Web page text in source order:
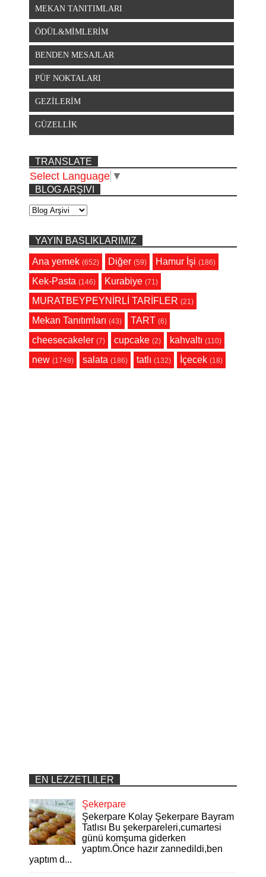
MEKAN TANITIMLARI
ÖDÜL&MİMLERİM
BENDEN MESAJLAR
PÜF NOKTALARI
GEZİLERİM
GÜZELLİK
TRANSLATE
Select Language ▼
BLOG ARŞIVI
YAYIN BASLIKLARIMIZ
Ana yemek (652) Diğer (59) Hamur İşi (186)
Kek-Pasta (146) Kurabiye (71)
MURATBEYPEYNİRLİ TARİFLER (21)
Mekan Tanıtımları (43) TART (6)
cheesecakeler (7) cupcake (2) kahvaltı (110)
new (1749) salata (186) tatlı (132) İçecek (18)
EN LEZZETLILER
Şekerpare
Şekerpare Kolay Şekerpare Bayram
Tatlısı Bu şekerpareleri,cumartesi
günü komşuma giderken
yaptım.Önce hazır zannedildi,ben
yaptım d...